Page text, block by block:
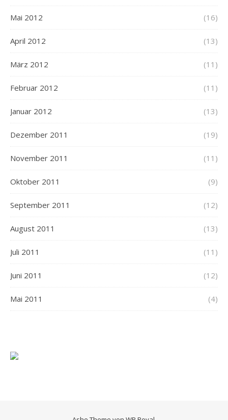
Mai 2012 (16)
April 2012 (13)
März 2012 (11)
Februar 2012 (11)
Januar 2012 (13)
Dezember 2011 (19)
November 2011 (11)
Oktober 2011 (9)
September 2011 (12)
August 2011 (13)
Juli 2011 (11)
Juni 2011 (12)
Mai 2011 (4)